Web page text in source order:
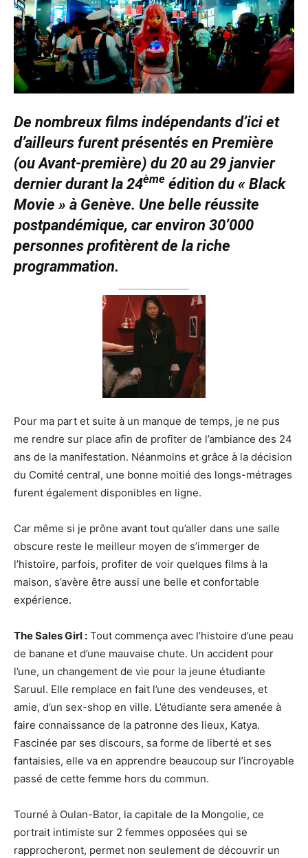
De nombreux films indépendants d’ici et
d’ailleurs furent présentés en Première
(ou Avant-première) du 20 au 29 janvier
dernier durant la 24ème édition du « Black
Movie » à Genève. Une belle réussite
postpandémique, car environ 30’000
personnes profitèrent de la riche
programmation.
Pour ma part et suite à un manque de temps, je ne pus
me rendre sur place afin de profiter de l’ambiance des 24
ans de la manifestation. Néanmoins et grâce à la décision
du Comité central, une bonne moitié des longs-métrages
furent également disponibles en ligne.
Car même si je prône avant tout qu’aller dans une salle
obscure reste le meilleur moyen de s’immerger de
l’histoire, parfois, profiter de voir quelques films à la
maison, s’avère être aussi une belle et confortable
expérience.
The Sales Girl : Tout commença avec l’histoire d’une peau
de banane et d’une mauvaise chute. Un accident pour
l’une, un changement de vie pour la jeune étudiante
Saruul. Elle remplace en fait l’une des vendeuses, et
amie, d’un sex-shop en ville. L’étudiante sera amenée à
faire connaissance de la patronne des lieux, Katya.
Fascinée par ses discours, sa forme de liberté et ses
fantaisies, elle va en apprendre beaucoup sur l’incroyable
passé de cette femme hors du commun.
Tourné à Oulan-Bator, la capitale de la Mongolie, ce
portrait intimiste sur 2 femmes opposées qui se
rapprocheront, permet non seulement de découvrir un